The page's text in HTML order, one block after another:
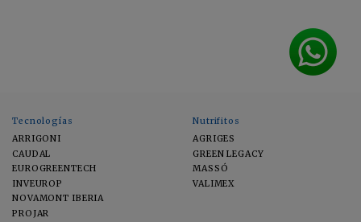
Tecnologías
ARRIGONI
CAUDAL
EUROGREENTECH
INVEUROP
NOVAMONT IBERIA
PROJAR
Nutrifitos
AGRIGES
GREEN LEGACY
MASSÓ
VALIMEX